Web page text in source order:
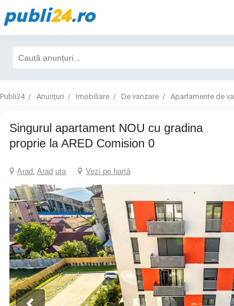
publi24.ro
Publi24 Anunțuri Imobiliare De vanzare Apartamente de
Singurul apartament NOU cu gradina
proprie la ARED Comision 0
Arad, Arad uta Vezi pe hartă